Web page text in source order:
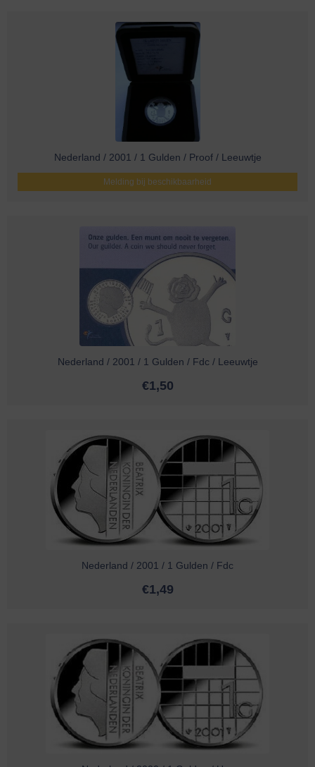
Nederland / 2001 / 1 Gulden / Proof / Leeuwtje
Melding bij beschikbaarheid
Nederland / 2001 / 1 Gulden / Fdc / Leeuwtje
€1,50
Nederland / 2001 / 1 Gulden / Fdc
€1,49